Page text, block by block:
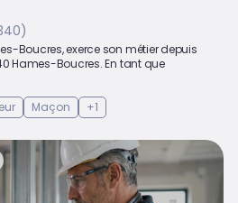
Boucres, exerce son métier depuis
Hames-Boucres. En tant que
Maçon +1